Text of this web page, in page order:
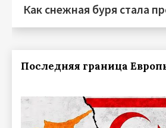
Как снежная буря стала
Последняя граница